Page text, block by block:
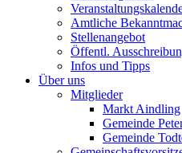
Amtliche
Stellenangebot
Öffentl.
Infos und Tipps
Über uns
Mitglieder
Markt Aindling
Gemeinde
Gemeinde